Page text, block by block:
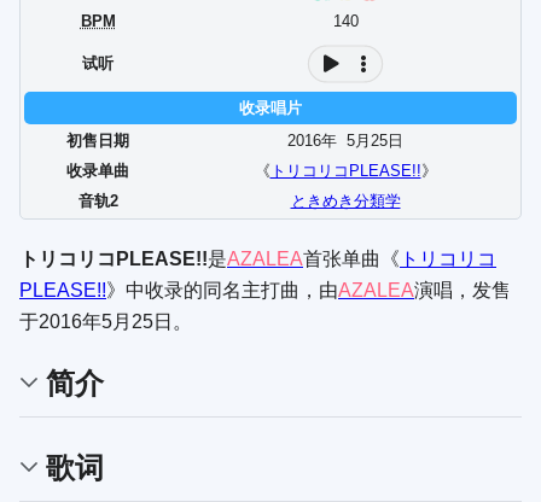
BPM
140
试听
收录唱片
初售日期
2016年 5月 25 日
收录单曲
《 トリコリコPLEASE!!》
音轨2
ときめき分類学
トリコリコPLEASE!!是AZALEA首张单曲《 トリコリコ
PLEASE!!》中收录的同名主打曲，由AZALEA演唱，发售
于2016年5月25日。
简介
歌词